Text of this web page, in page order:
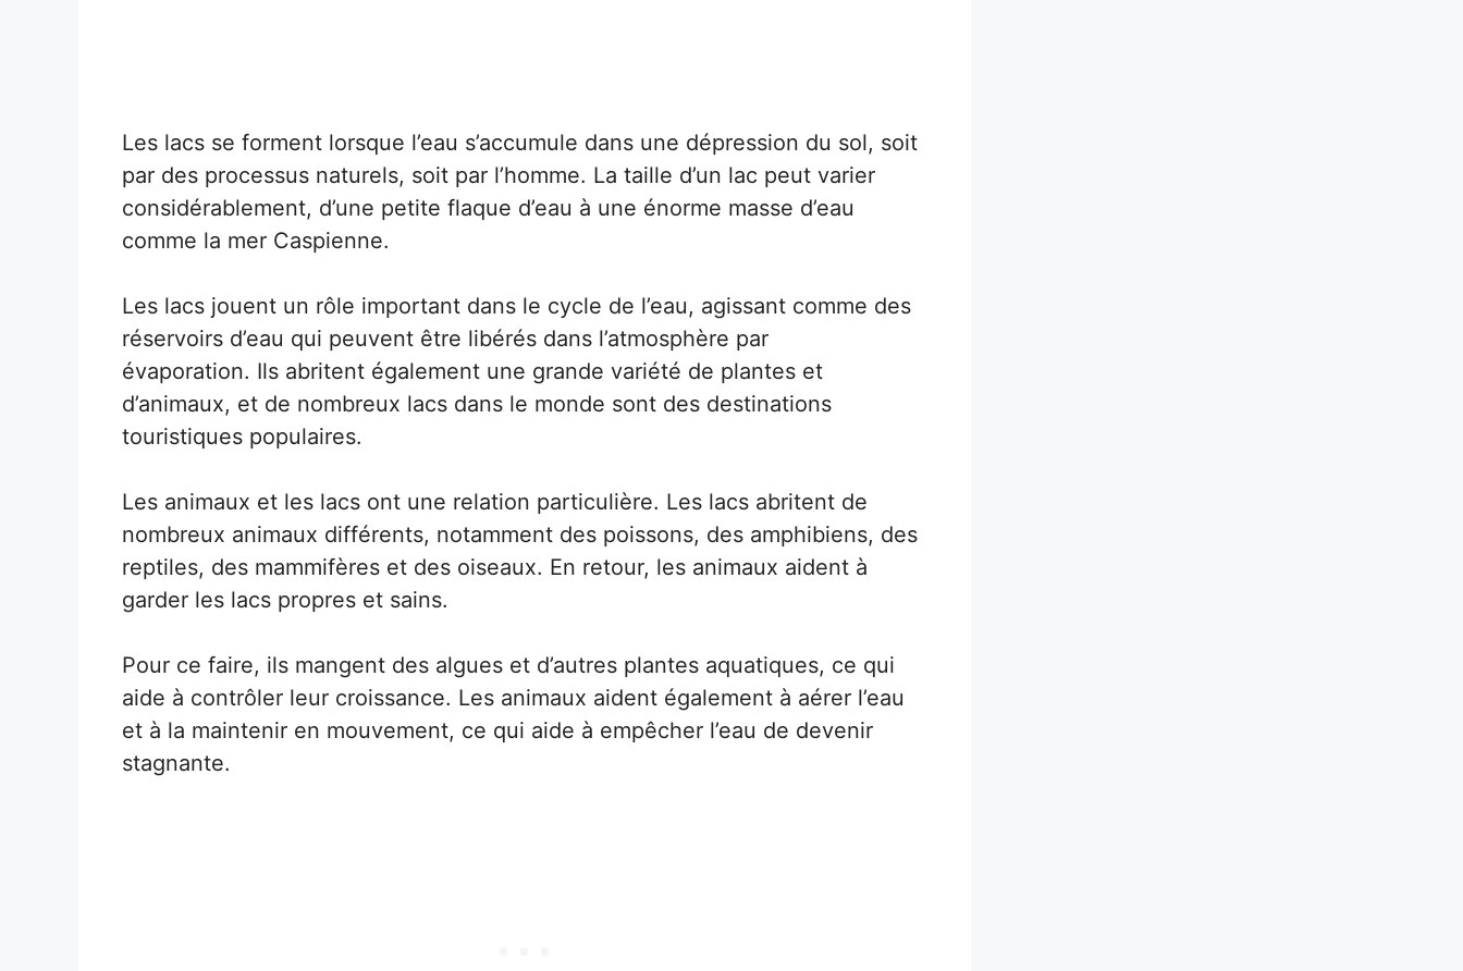
Les lacs se forment lorsque l’eau s’accumule dans une dépression du sol, soit
par des processus naturels, soit par l’homme. La taille d’un lac peut varier
considérablement, d’une petite flaque d’eau à une énorme masse d’eau
comme la mer Caspienne.
Les lacs jouent un rôle important dans le cycle de l’eau, agissant comme des
réservoirs d’eau qui peuvent être libérés dans l’atmosphère par
évaporation. Ils abritent également une grande variété de plantes et
d’animaux, et de nombreux lacs dans le monde sont des destinations
touristiques populaires.
Les animaux et les lacs ont une relation particulière. Les lacs abritent de
nombreux animaux différents, notamment des poissons, des amphibiens, des
reptiles, des mammifères et des oiseaux. En retour, les animaux aident à
garder les lacs propres et sains.
Pour ce faire, ils mangent des algues et d’autres plantes aquatiques, ce qui
aide à contrôler leur croissance. Les animaux aident également à aérer l’eau
et à la maintenir en mouvement, ce qui aide à empêcher l’eau de devenir
stagnante.